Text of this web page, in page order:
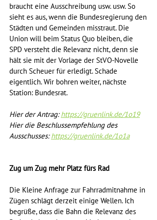
braucht eine Ausschreibung usw. usw. So
sieht es aus, wenn die Bundesregierung den
Städten und Gemeinden misstraut. Die
Union will beim Status Quo bleiben, die
SPD versteht die Relevanz nicht, denn sie
hält sie mit der Vorlage der StVO-Novelle
durch Scheuer für erledigt. Schade
eigentlich. Wir bohren weiter, nächste
Station: Bundesrat.
Hier der Antrag: https://gruenlink.de/1o19
Hier die Beschlussempfehlung des
Ausschusses: https://gruenlink.de/1o1a
Zug um Zug mehr Platz fürs Rad
Die Kleine Anfrage zur Fahrradmitnahme in
Zügen schlägt derzeit einige Wellen. Ich
begrüße, dass die Bahn die Relevanz des